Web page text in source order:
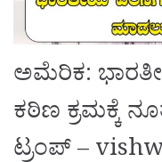
ಅಮೆರಿಕ:
ಕಠಿಣ ಕ್ರಮಕ್ಕೆ
ಟ್ರಂಪ್ –